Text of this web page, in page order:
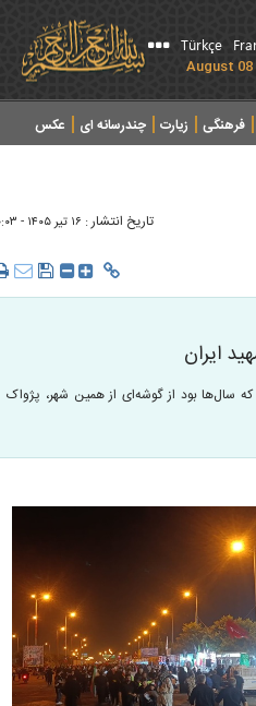
Türkçe
فرهنگی زیارت چندرسانه ای عکس
تاریخ انتشار : ۱۶ تير ۱۴۰۵ - ۰۰:۰۳
ایران
سال‌ها بود از گوشه‌ای از همین شهر، پژواک